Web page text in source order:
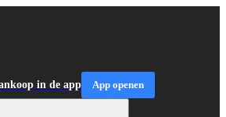
in de app App openen